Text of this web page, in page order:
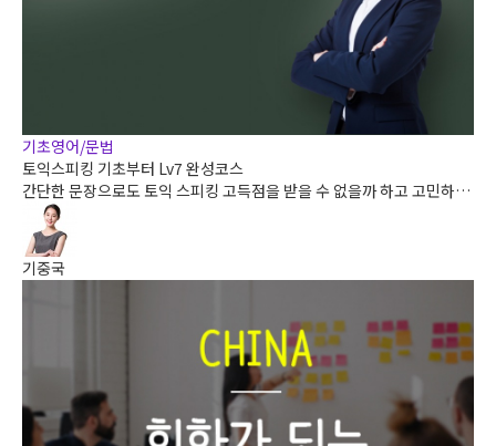
기초영어/문법
토익스피킹 기초부터 Lv7 완성코스
간단한 문장으로도 토익 스피킹 고득점을 받을 수 없을까 하고 고민하고
계셨던 모든 분들에게 추천해드리는 스피킹 기초 완성코스입니다.
기중국